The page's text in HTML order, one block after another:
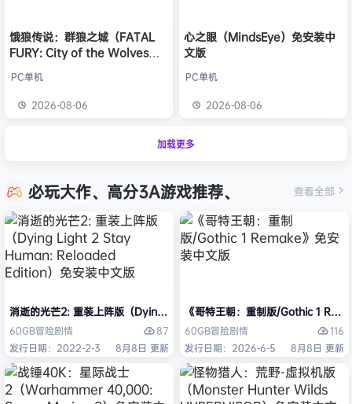
饿狼传说：群狼之城（FATAL
FURY: City of the Wolves）
PC单机
2026-08-06
心之眼（MindsEye）免安装中
文版
PC单机
2026-08-06
加载更多
必玩大作、高分3A游戏推荐、 查看全部
消逝的光芒2: 重装上阵版（Dying Light 2 Stay Human: Reloaded
60GB冒险剧情
87
发行日期：2022-2-3
8月8日 更新
《哥特王朝：重制版/Gothic 1
60GB冒险剧情
116
发行日期：2026-6-5
8月8日 更新